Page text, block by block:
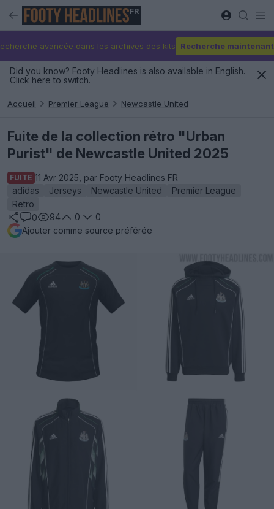
FR
avancée dans les archives des kits Recherche maintenant
Did you know? Footy Headlines is also available in English.
Click here to switch.
Accueil Premier League Newcastle United
Fuite de la collection rétro "Urban
Purist" de Newcastle United 2025
FUITE 11 Avr 2025, par Footy Headlines FR
adidas
Jerseys Newcastle United
Premier League
Retro
0
94 0
0
Ajouter comme source préférée